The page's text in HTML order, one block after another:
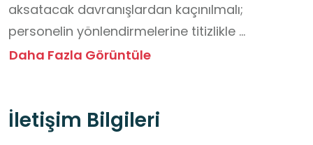
aksatacak davranışlardan kaçınılmalı;
personelin yönlendirmelerine titizlikle
uyulmalıdır.
yalnızca görevli personelin yönlendirmesiyle
Daha Fazla Görüntüle
İletişim Bilgileri